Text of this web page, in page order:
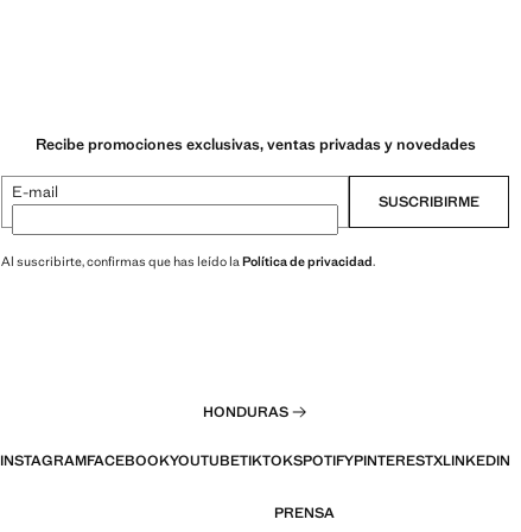
Recibe promociones exclusivas, ventas privadas y novedades
E-mail SUSCRIBIRME
Al suscribirte, confirmas que has leído laPolítica de privacidad.
HONDURAS
INSTAGRAMFACEBOOKYOUTUBETIKTOKSPOTIFYPINTERESTXLINKEDIN
PRENSA